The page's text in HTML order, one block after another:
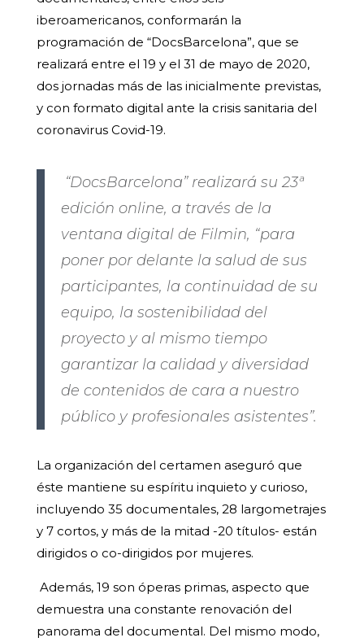
iberoamericanos, conformarán la
programación de “DocsBarcelona”, que se
realizará entre el 19 y el 31 de mayo de 2020,
dos jornadas más de las inicialmente previstas,
y con formato digital ante la crisis sanitaria del
coronavirus Covid-19.
“DocsBarcelona” realizará su 23ª
edición online, a través de la
ventana digital de Filmin, “para
poner por delante la salud de sus
participantes, la continuidad de su
equipo, la sostenibilidad del
proyecto y al mismo tiempo
garantizar la calidad y diversidad
de contenidos de cara a nuestro
público y profesionales asistentes”.
La organización del certamen aseguró que
éste mantiene su espíritu inquieto y curioso,
incluyendo 35 documentales, 28 largometrajes
y 7 cortos, y más de la mitad -20 títulos- están
dirigidos o co-dirigidos por mujeres.
Además, 19 son óperas primas, aspecto que
demuestra una constante renovación del
panorama del documental. Del mismo modo,